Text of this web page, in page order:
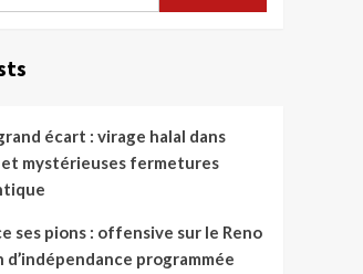
écart : virage halal dans
et mystérieuses fermetures
ses pions : offensive sur le Reno
d’indépendance programmée